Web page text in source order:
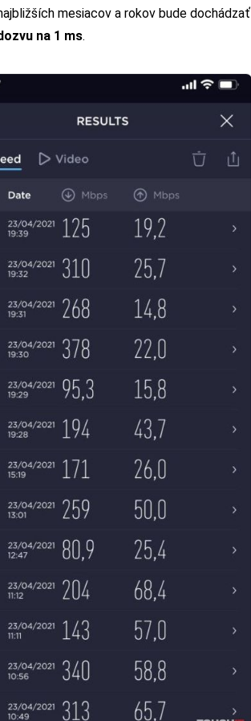
mesiacov a rokov bude dochádzať
na 1 ms.